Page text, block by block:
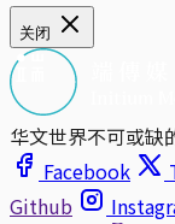
关闭
华文世界不可或缺
Facebook
Github